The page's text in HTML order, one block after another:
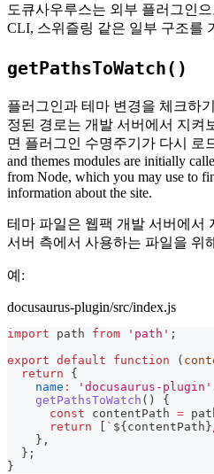
도큐사우루스는 외부 플러그인
CLI, 스위즐링 같은 일부 구조를
getPathsToWatch()
플러그인과 테마 변경을 체크하
정된 경로는 개발 서버에서 지켜
면 플러그인 수명주기가 다시 로
and themes modules are initially
from Node, which you may use to
information about the site.
테마 파일은 웹팩 개발 서버에서
서버 측에서 사용하는 파일을 위
예:
docusaurus-plugin/src/index.js
import path from 'path' ;
export default function (
return
{
name : 'docusaurus-plugin'
getPathsToWatch ( )
{
const contentPath =
return
` ${ contentPath }
} ,
} ;
}